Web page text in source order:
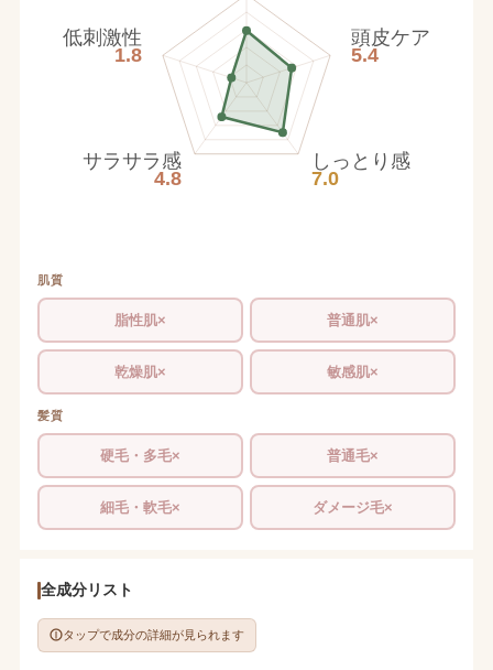
頭皮ケア
5.4
しっとり感
7.0
サラサラ感
4.8
低刺激性
1.8
肌質
脂性肌× 普通肌×
乾燥肌× 敏感肌×
髪質
硬毛・多毛× 普通毛×
細毛・軟毛× ダメージ毛×
全成分リスト
タップで成分の詳細が見られます